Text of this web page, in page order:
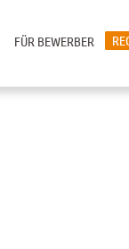
FÜR BEWERBER